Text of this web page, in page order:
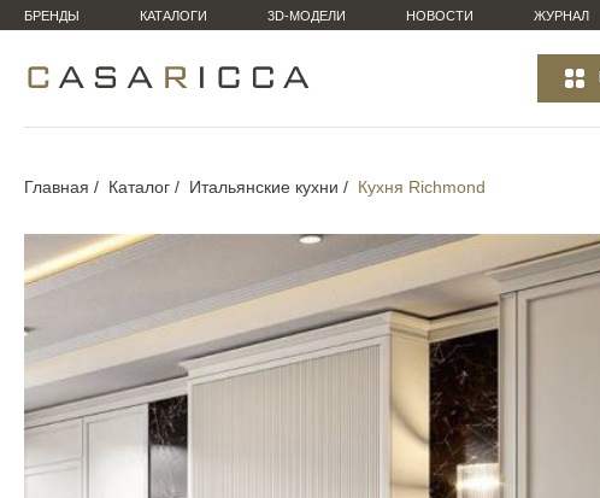
БРЕНДЫ КАТАЛОГИ 3D-МОДЕЛИ НОВОСТИ ЖУРНАЛ
Главная Каталог Итальянские кухни Кухня Richmond